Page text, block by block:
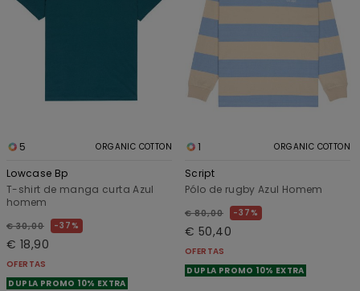
5 ORGANIC COTTON
Lowcase Bp
T-shirt de manga curta Azul
homem
€ 30,00 37%
€ 18,90
OFERTAS
DUPLA PROMO 10% EXTRA
1 ORGANIC COTTON
Script
Pólo de rugby Azul Homem
€ 80,00 37%
€ 50,40
OFERTAS
DUPLA PROMO 10% EXTRA